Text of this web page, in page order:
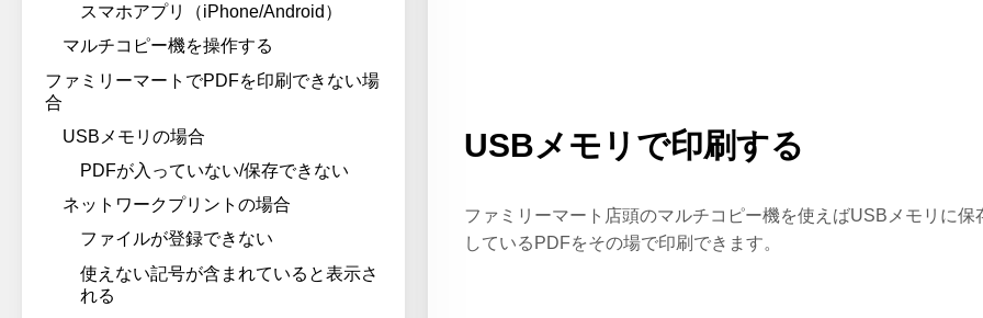
スマホアプリ（iPhone/Android）
マルチコピー機を操作する
ファミリーマートでPDFを印刷できない場
合
USBメモリの場合
PDFが入っていない/保存できない
ネットワークプリントの場合
ファイルが登録できない
使えない記号が含まれていると表示さ
れる
USBメモリで印刷する
ファミリーマート店頭のマルチコピー機を使えばUSBメモリに保
しているPDFをその場で印刷できます。